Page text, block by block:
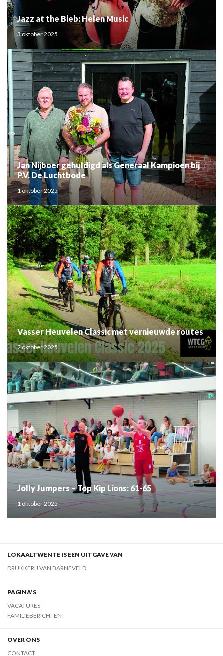
Jazz at the Bieb: Helen Music
3 oktober 2025
Jan Nijboer gehuldigd als Generaal Kampioen bij
P.V. De Luchtbode
1 oktober 2025
Vasser Heuvelen Classic met vernieuwde routes
2 oktober 2025
Jolly Jumpers – Top Kip Lions: 61-65
1 oktober 2025
LOKAALTWENTE IS EEN UITGAVE VAN
DRUKKERIJ VAN BARNEVELD
PAGINA'S
VACATURES
FAMILIEBERICHTEN
OVER ONS
CONTACT